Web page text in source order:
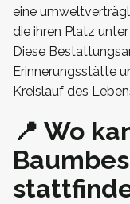
eine
die ihren Platz
Diese
Erinnerungsstätte
Kreislauf des
📍 Wo